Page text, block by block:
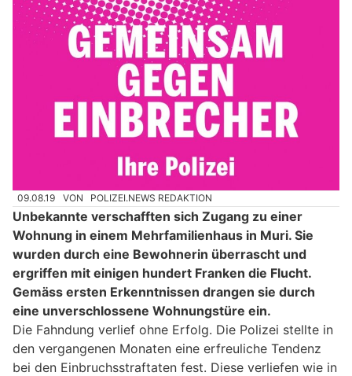
09.08.19 VON POLIZEI.NEWS REDAKTION
Unbekannte verschafften sich Zugang zu einer
Wohnung in einem Mehrfamilienhaus in Muri. Sie
wurden durch eine Bewohnerin überrascht und
ergriffen mit einigen hundert Franken die Flucht.
Gemäss ersten Erkenntnissen drangen sie durch
eine unverschlossene Wohnungstüre ein.
Die Fahndung verlief ohne Erfolg. Die Polizei stellte in
den vergangenen Monaten eine erfreuliche Tendenz
bei den Einbruchsstraftaten fest. Diese verliefen wie in